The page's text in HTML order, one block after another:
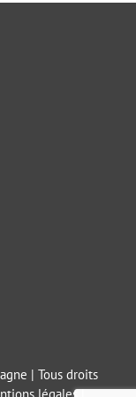
| Tous droits